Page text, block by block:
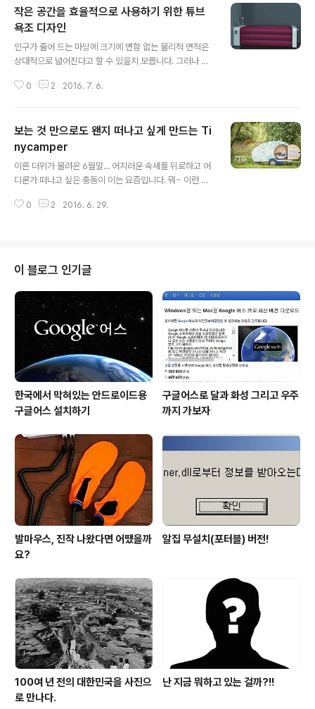
작은 공간을 효율적으로 사용하기 위한 튜브
욕조 디자인
인구가 줄어 드는 마당에 크기에 변함 없는 물리적 면적은
상대적으로 넓어진다고 할 수 있을지 모릅니다. 그러나 줄
은 공간을 사용할 가능성 역시 많지 않을 겁니다. 그런 이유
생활 공간에 보다 관심이 높아질 가능성이 많다고 봅니다.
The Inflatable Bathtub는 그런 상황을 감안한 디자인이
라고 할 수 있습니다. 물론, 1인 가구가 아니더라도 설치할
상황이 될 경우라면 편리성은 물론 고급스러우면서도 실용
라고 생각합니다. 이미지 출처: yankodesign.com / De
0 2 2016. 7. 6.
보는 것 만으로도 왠지 떠나고 싶게 만드는 Ti
nycamper
이른 더위가 몰려온 6월말... 어지러운 속세를 뒤로하고 어
디론가 떠나고 싶은 충동이 이는 요즘입니다. 뭐~ 이런 마
넷을 통해 맞닥드린 카라반 형태의 이 캠핑카를 보니 마음
NI€7450 Standard TEARCUBY€8450 Standard
OFFROAD€9700 2M x 1.4M 크기로 성인 두 사람은
충분히 기거할 수 있는 크기에 옵션에 따라서는 일상적인
생활 모두를 해결할 수 있을 만큼 없는 것 빼곤 모두 갖춘,
전천후 캠핑카라는 생각이 듭니다. ..
0 2 2016. 6. 29.
이 블로그 인기글
한국에서 막혀있는 안드로이드용
구글어스 설치하기
구글어스로 달과 화성 그리고 우주
까지 가보자
발마우스, 진작 나왔다면 어땠을까
요?
알집 무설치(포터블) 버전!
100여 년 전의 대한민국을 사진으
로 만나다.
난 지금 뭐하고 있는 걸까?!!